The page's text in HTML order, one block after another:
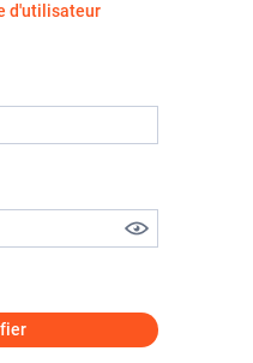
d'utilisateur